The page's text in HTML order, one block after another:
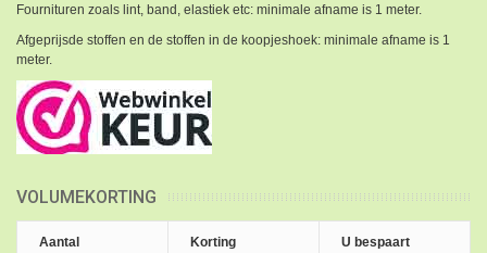
Fournituren zoals lint, band, elastiek etc: minimale afname is 1 meter.
Afgeprijsde stoffen en de stoffen in de koopjeshoek: minimale afname is 1
meter.
VOLUMEKORTING
Aantal Korting U bespaart